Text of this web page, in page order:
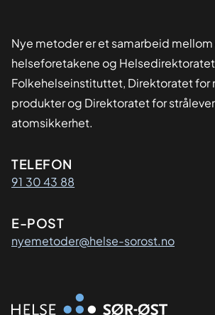
Nye metoder er et samarbeid
helseforetakene og
Folkehelseinstituttet, Direktoratet for
produkter og Direktoratet for
atomsikkerhet.
Kontaktinformasjon
TELEFON
91 30 43 88
E-POST
nyemetoder@helse-sorost.no
Organisasjon